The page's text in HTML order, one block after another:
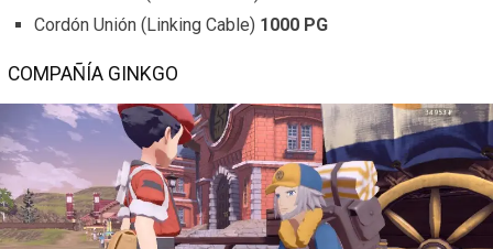
Cordón Unión (Linking Cable) 1000 PG
COMPAÑÍA GINKGO